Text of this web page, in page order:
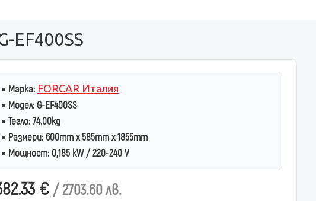
EF400SS
€ / 2703.60 лв.
Марка: FORCAR Италия
Модел: G-EF400SS
Тегло:74.00kg
Размери: 600mm x 585mm x 1855mm
Мощност: 0,185 kW / 220-240 V